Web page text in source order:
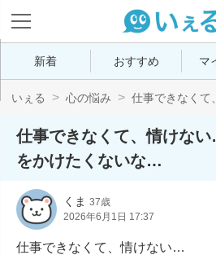
新着 おすすめ マ
いぇる 心の悩み 仕事できなくて
仕事できなくて、情けな
をかけたくないな…
くま 37歳
2026年6月1日 17:37
仕事できなくて、情けない…